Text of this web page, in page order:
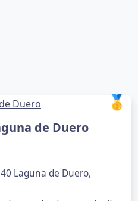
🥇
de Duero
Laguna de Duero,